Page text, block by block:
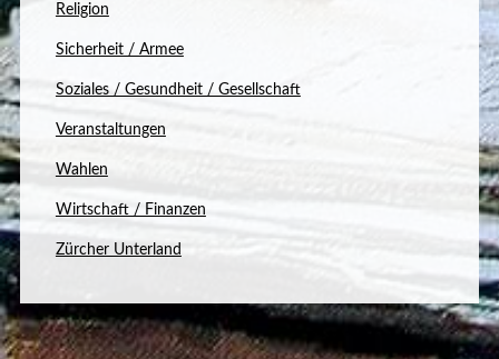
Religion
Sicherheit / Armee
Soziales / Gesundheit / Gesellschaft
Veranstaltungen
Wahlen
Wirtschaft / Finanzen
Zürcher Unterland